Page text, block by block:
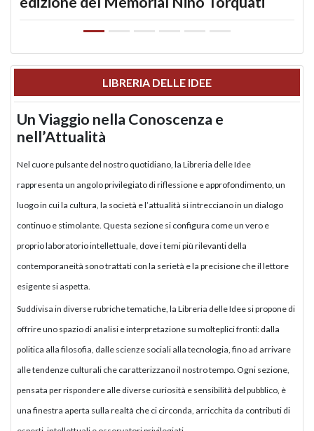
LIBRERIA DELLE IDEE
Un Viaggio nella Conoscenza e
nell’Attualità
Nel cuore pulsante del nostro quotidiano, la Libreria delle Idee
rappresenta un angolo privilegiato di riflessione e approfondimento, un
luogo in cui la cultura, la società e l’attualità si intrecciano in un dialogo
continuo e stimolante. Questa sezione si configura come un vero e
proprio laboratorio intellettuale, dove i temi più rilevanti della
contemporaneità sono trattati con la serietà e la precisione che il lettore
esigente si aspetta.
Suddivisa in diverse rubriche tematiche, la Libreria delle Idee si propone di
offrire uno spazio di analisi e interpretazione su molteplici fronti: dalla
politica alla filosofia, dalle scienze sociali alla tecnologia, fino ad arrivare
alle tendenze culturali che caratterizzano il nostro tempo. Ogni sezione,
pensata per rispondere alle diverse curiosità e sensibilità del pubblico, è
una finestra aperta sulla realtà che ci circonda, arricchita da contributi di